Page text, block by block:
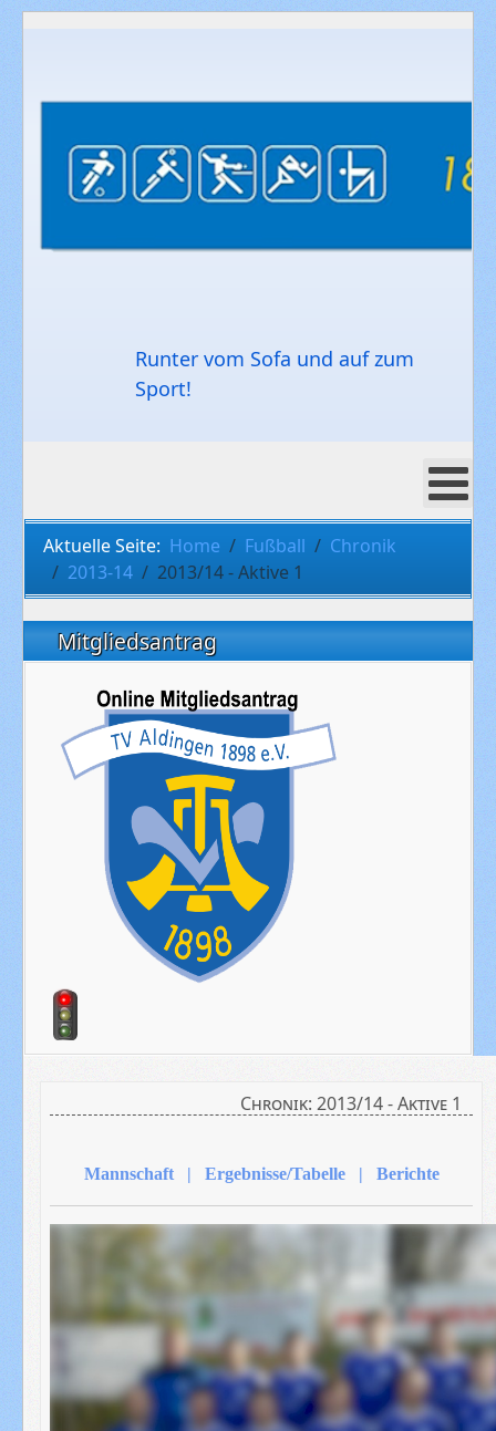
Runter vom Sofa und auf zum
Sport!
Aktuelle Seite: Home Fußball
Chronik
2013-14
2013/14 - Aktive 1
Mitgliedsantrag
Chronik: 2013/14 - Aktive 1
Mannschaft | Ergebnisse/Tabelle | Berichte